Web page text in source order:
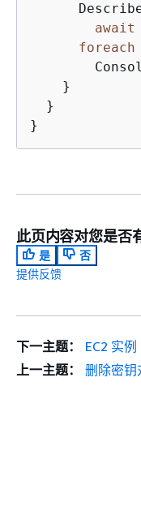
await
foreach
    }
  }
此页内容对您是否
是
否
提供反馈
下一主题：
EC2 实例
上一主题：
删除密钥